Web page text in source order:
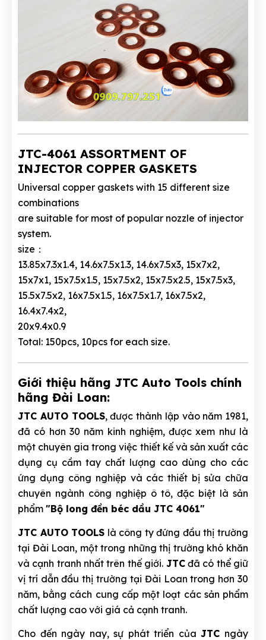
JTC-4061 ASSORTMENT OF
INJECTOR COPPER GASKETS
Universal copper gaskets with 15 different size
combinations
are suitable for most of popular nozzle of injector
system.
size：
13.85x7.3x1.4, 14.6x7.5x1.3, 14.6x7.5x3, 15x7x2,
15x7x1, 15x7.5x1.5, 15x7.5x2, 15x7.5x2.5, 15x7.5x3,
15.5x7.5x2, 16x7.5x1.5, 16x7.5x1.7, 16x7.5x2,
16.4x7.4x2,
20x9.4x0.9
Total: 150pcs, 10pcs for each size.
Giới thiệu hãng JTC Auto Tools chính
hãng Đài Loan:
JTC AUTO TOOLS, được thành lập vào năm 1981,
đã có hơn 30 năm kinh nghiệm, được xem như là
một chuyên gia trong việc thiết kế và sản xuất các
dụng cụ cầm tay chất lượng cao dùng cho các
ứng dụng công nghiệp và các thiết bị sửa chữa
chuyên ngành công nghiệp ô tô, đặc biệt là sản
phẩm "Bộ long đền béc dầu JTC 4061"
JTC AUTO TOOLS là công ty đứng đầu thị trường
tại Đài Loan, một trong những thị trường khó khăn
và cạnh tranh nhất trên thế giới. JTCđã có thể giữ
vị trí dẫn đầu thị trường tại Đài Loan trong hơn 30
năm, bằng cách cung cấp một loạt các sản phẩm
chất lượng cao với giá cả cạnh tranh.
Cho đến ngày nay, sự phát triển củaJTC ngày